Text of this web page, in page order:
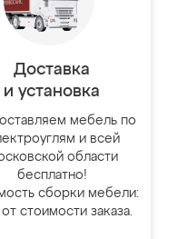
Доставка
и установка
мебель по
и всей
области
бесплатно!
сборки мебели:
стоимости заказа.